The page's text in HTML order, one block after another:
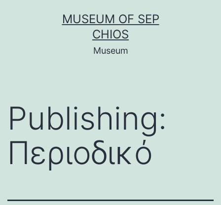
MUSEUM OF SEP
CHIOS
Museum
Publishing:
Περιοδικό